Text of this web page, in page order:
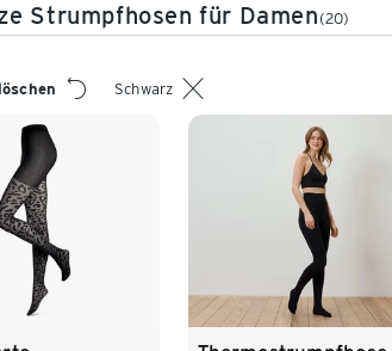
Strumpfhosen für Damen(20)
Schwarz